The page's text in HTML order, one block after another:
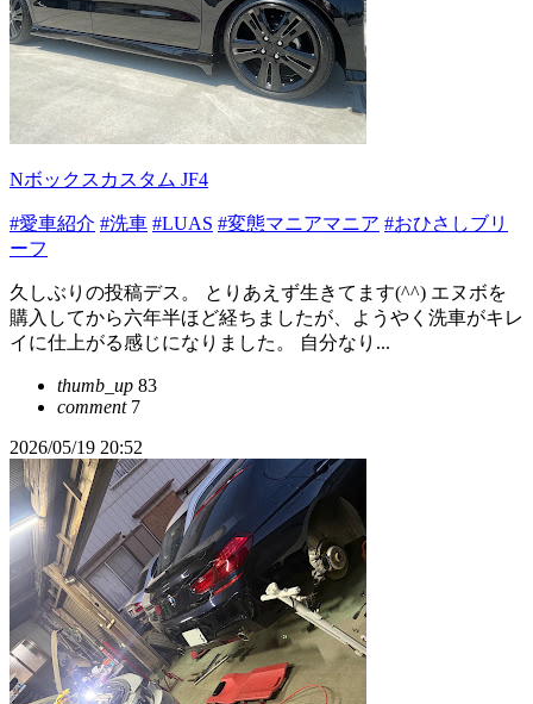
Nボックスカスタム JF4
#愛車紹介 #洗車 #LUAS #変態マニアマニア #おひさしブリ
ーフ
久しぶりの投稿デス。 とりあえず生きてます(^^) エヌボを
購入してから六年半ほど経ちましたが、ようやく洗車がキレ
イに仕上がる感じになりました。 自分なり...
thumb_up 83
comment7
2026/05/19 20:52